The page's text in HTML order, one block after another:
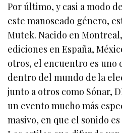
Por último, y casi a modo
este manoseado género,
Mutek. Nacido en
ediciones en España,
otros, el encuentro es uno
dentro del mundo de la
junto a otros como Sónar,
un evento mucho más
masivo, en que el sonido